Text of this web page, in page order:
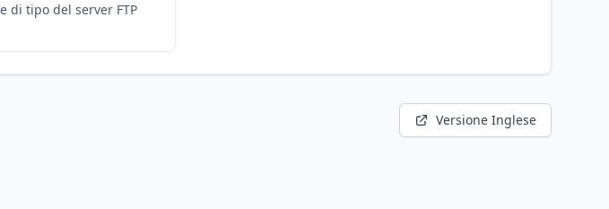
di tipo del server FTP
Versione Inglese